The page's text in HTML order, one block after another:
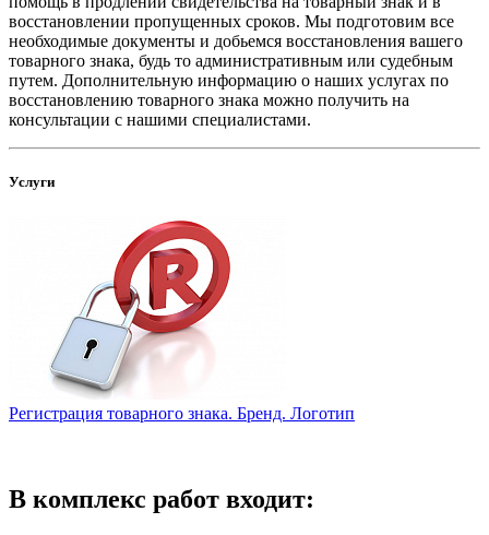
восстановлении пропущенных сроков. Мы подготовим все
необходимые документы и добьемся восстановления вашего
товарного знака, будь то административным или судебным
путем. Дополнительную информацию о наших услугах по
восстановлению товарного знака можно получить на
консультации с нашими специалистами.
Услуги
Регистрация товарного знака. Бренд. Логотип
В комплекс работ входит: